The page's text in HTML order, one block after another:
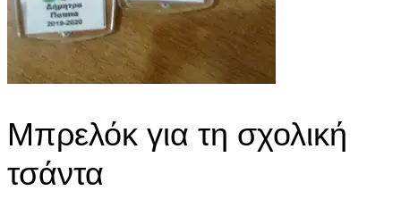
Μπρελόκ για τη σχολική
τσάντα